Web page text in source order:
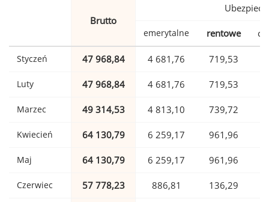
Brutto
emerytalne rentowe
Styczeń 47 968,84 4 681,76 719,53
Luty 47 968,84 4 681,76 719,53
Marzec 49 314,53 4 813,10 739,72
Kwiecień 64 130,79 6 259,17 961,96
Maj 64 130,79 6 259,17 961,96
Czerwiec 57 778,23 886,81 136,29